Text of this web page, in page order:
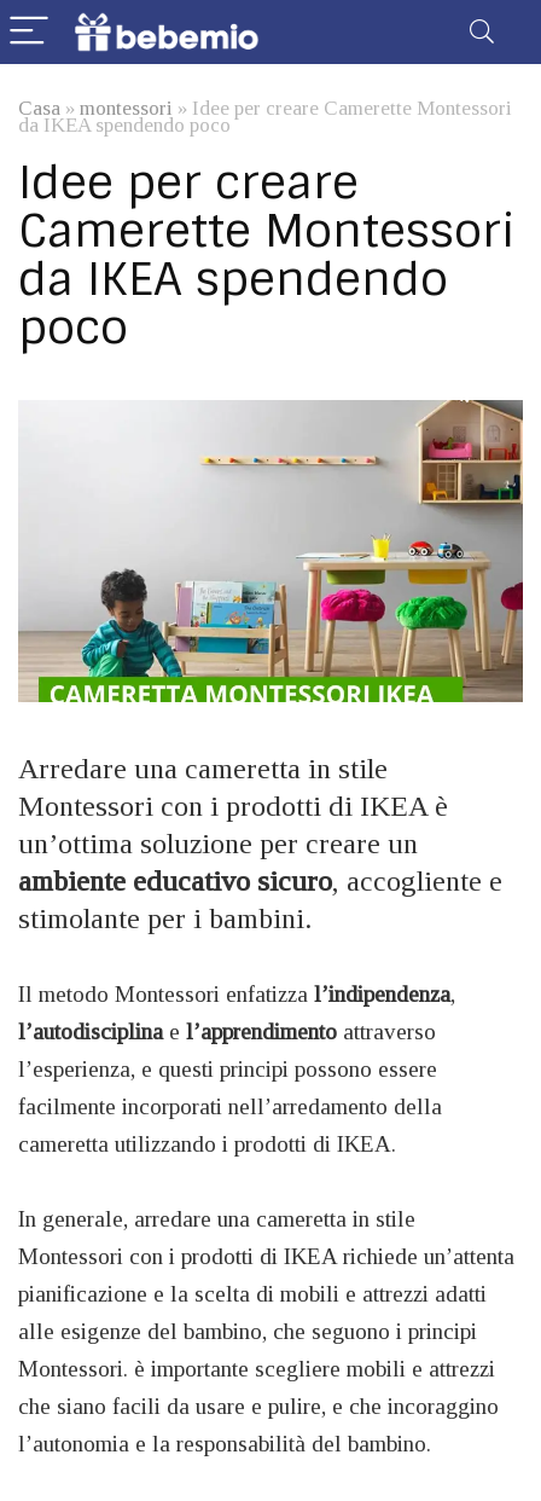
Casa » montessori » Idee per creare Camerette Montessori
da IKEA spendendo poco
Idee per creare
Camerette Montessori
da IKEA spendendo
poco
Arredare una cameretta in stile
Montessori con i prodotti di IKEA è
un’ottima soluzione per creare un
ambiente educativo sicuro, accogliente e
stimolante per i bambini.
Il metodo Montessori enfatizza l’indipendenza,
l’autodisciplina e l’apprendimento attraverso
l’esperienza, e questi principi possono essere
facilmente incorporati nell’arredamento della
cameretta utilizzando i prodotti di IKEA.
In generale, arredare una cameretta in stile
Montessori con i prodotti di IKEA richiede un’attenta
pianificazione e la scelta di mobili e attrezzi adatti
alle esigenze del bambino, che seguono i principi
Montessori. è importante scegliere mobili e attrezzi
che siano facili da usare e pulire, e che incoraggino
l’autonomia e la responsabilità del bambino.